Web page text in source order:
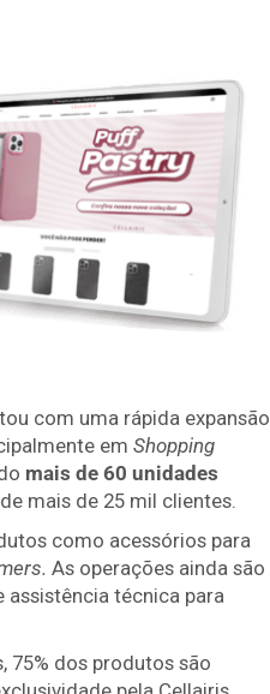
com uma rápida expansão
em Shopping
mais de 60 unidades
mais de 25 mil clientes.
como acessórios para
As operações ainda são
técnica para
75% dos produtos são